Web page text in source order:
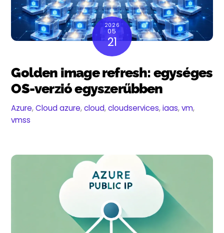
2026
05
21
Golden image refresh: egységes
OS-verzió egyszerűbben
Azure,Cloud azure,cloud,cloudservices,iaas,vm,
vmss